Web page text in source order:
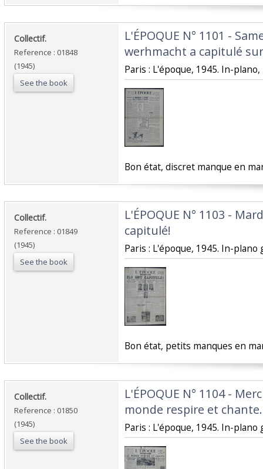
‎Collectif.‎
Reference : 01848
(1945)
See the book
‎L'ÉPOQUE N° 1101 -
werhmacht a capitulé
‎Paris : L'époque, 1945. In-plano,
‎Bon état, discret manque en
‎Collectif.‎
Reference : 01849
(1945)
See the book
‎L'ÉPOQUE N° 1103 -
capitulé!‎
‎Paris : L'époque, 1945. In-
‎Bon état, petits manques en
‎Collectif.‎
Reference : 01850
(1945)
See the book
‎L'ÉPOQUE N° 1104 -
monde respire et chante.‎
‎Paris : L'époque, 1945. In-